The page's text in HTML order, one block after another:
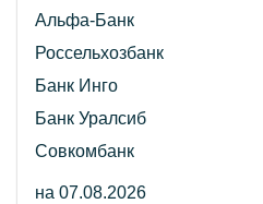
Альфа-Банк
Россельхозбанк
Банк Инго
Банк Уралсиб
Совкомбанк
на 07.08.2026